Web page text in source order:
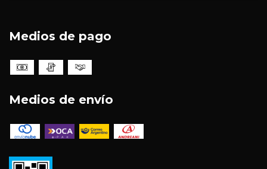
Medios de pago
Medios de envío